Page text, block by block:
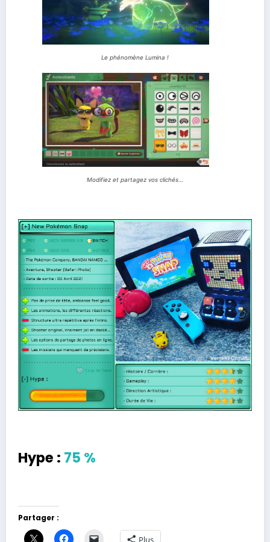
Le phénomène Lumina !
Modifiez et partagez vos clichés…
Hype : 75 %
Partager :
Plus